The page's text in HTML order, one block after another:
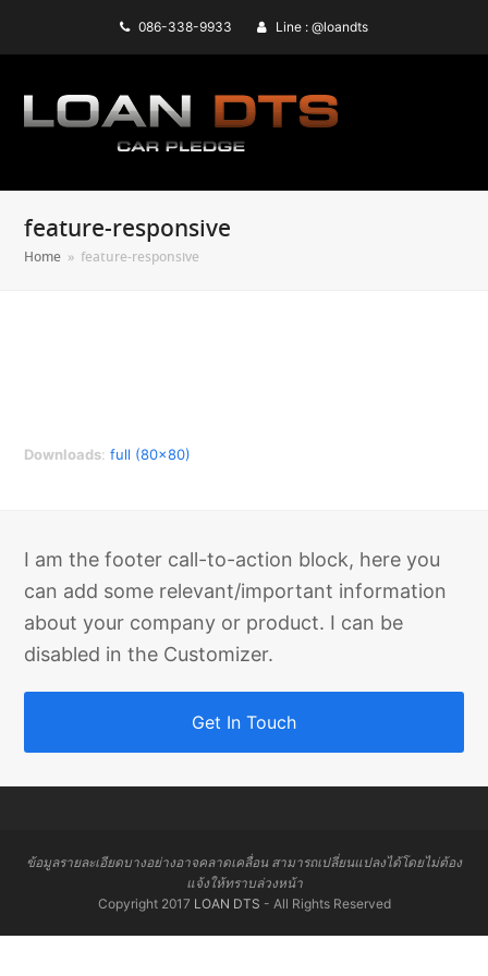
086-338-9933 Line : @loandts
feature-responsive
Home » feature-responsive
Downloads:full (80x80)
I am the footer call-to-action block, here you
can add some relevant/important information
about your company or product. I can be
disabled in the Customizer.
Get In Touch
ข้อมูลรายละเอียดบางอย่างอาจคลาดเคลื่อน สามารถเปลี่ยนแปลงได้โดยไม่ต้อง
แจ้งให้ทราบล่วงหน้า
Copyright 2017 LOAN DTS - All Rights Reserved